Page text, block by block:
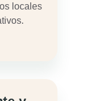
locales